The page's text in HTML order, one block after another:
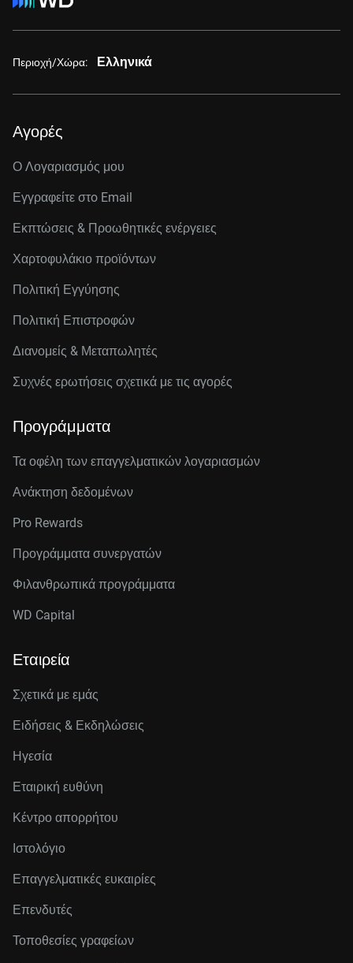
Περιοχή/Χώρα: Ελληνικά
Αγορές
Ο Λογαριασμός μου
Εγγραφείτε στo Email
Εκπτώσεις & Προωθητικές ενέργειες
Χαρτοφυλάκιο προϊόντων
Πολιτική Εγγύησης
Πολιτική Επιστροφών
Διανομείς & Μεταπωλητές
Συχνές ερωτήσεις σχετικά με τις αγορές
Προγράμματα
Τα οφέλη των επαγγελματικών λογαριασμών
Ανάκτηση δεδομένων
Pro Rewards
Προγράμματα συνεργατών
Φιλανθρωπικά προγράμματα
WD Capital
Εταιρεία
Σχετικά με εμάς
Ειδήσεις & Εκδηλώσεις
Ηγεσία
Εταιρική ευθύνη
Κέντρο απορρήτου
Ιστολόγιο
Επαγγελματικές ευκαιρίες
Επενδυτές
Τοποθεσίες γραφείων